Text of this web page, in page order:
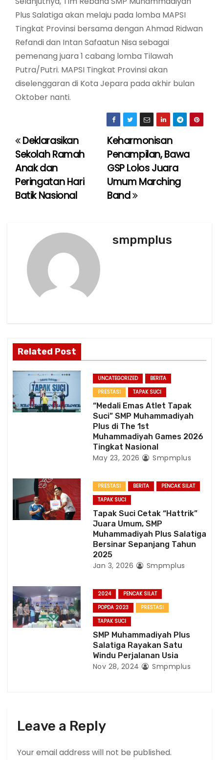
Plus Salatiga akan melaju pada lomba MAPSI
Tingkat Provinsi bersama dengan Ahmad Ridwan
Refandi dan Intan Safaatun Nisa sebagai
pemenang juara 1 cabang lomba Tilawah
Putra/Putri. MAPSI Tingkat Provinsi akan
diselenggaran di Kota Jepara pada akhir bulan
Oktober nanti.
P
o
s
t
i
o
n
Keharmonisan
Penampilan, Bawa
GSP Lolos Juara
Umum Marching
Band
Deklarasikan
Sekolah Ramah
Anak dan
Peringatan Hari
Batik Nasional
smpmplus
Related Post
UNCATEGORIZED
BERITA
PRESTASI
TAPAK SUCI
“Medali Emas Atlet Tapak
Suci” SMP Muhammadiyah
Plus di The 1st
Muhammadiyah Games 2026
Tingkat Nasional
May 23, 2026 Smpmplus
PRESTASI BERITA
PENCAK SILAT
TAPAK SUCI
Tapak Suci Cetak “Hattrik”
Juara Umum, SMP
Muhammadiyah Plus Salatiga
Bersinar Sepanjang Tahun
2025
Jan 3, 2026 Smpmplus
2024
PENCAK SILAT
POPDA 2023
PRESTASI
TAPAK SUCI
SMP Muhammadiyah Plus
Salatiga Rayakan Satu
Windu Perjalanan Usia
Nov 28, 2024 Smpmplus
Leave a Reply
Your email address will not be published.